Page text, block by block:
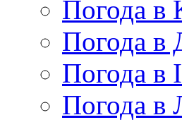
Погода в
Погода в
Погода в
Погода в